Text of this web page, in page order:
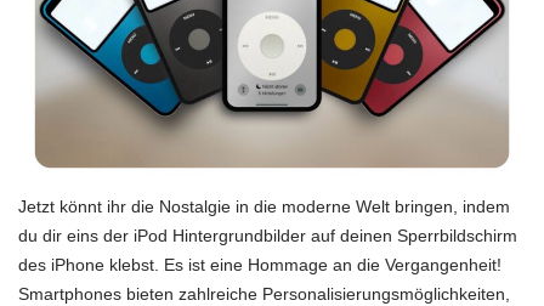
Jetzt könnt ihr die Nostalgie in die moderne Welt bringen, indem
du dir eins der iPod Hintergrundbilder auf deinen Sperrbildschirm
des iPhone klebst. Es ist eine Hommage an die Vergangenheit!
Smartphones bieten zahlreiche Personalisierungsmöglichkeiten,